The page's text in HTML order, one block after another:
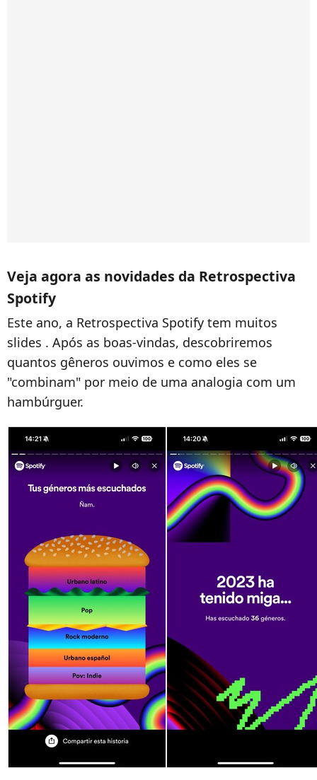
Veja agora as novidades da Retrospectiva
Spotify
Este ano, a Retrospectiva Spotify tem muitos
slides . Após as boas-vindas, descobriremos
quantos gêneros ouvimos e como eles se
"combinam" por meio de uma analogia com um
hambúrguer.